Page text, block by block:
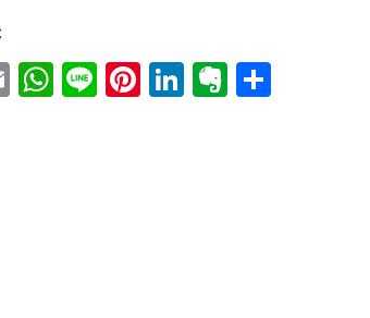
EmailWhatsApp
LinePinterest
LinkedIn
Evernote